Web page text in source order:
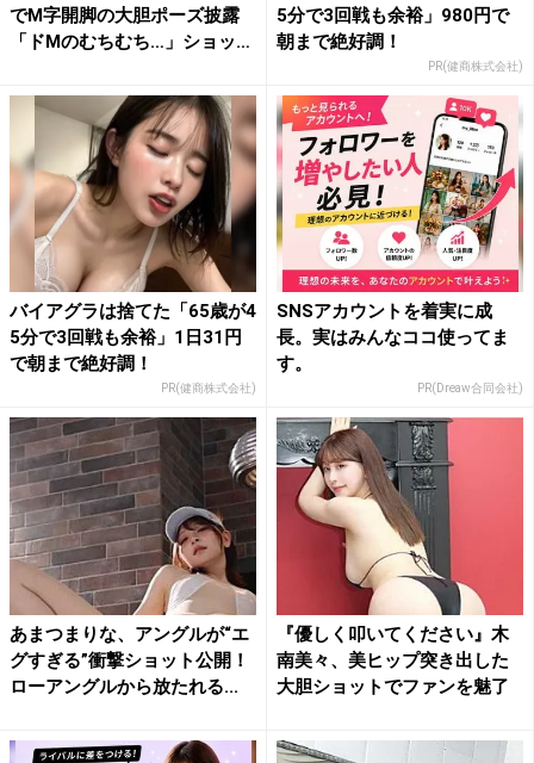
でM字開脚の大胆ポーズ披露
「ドMのむちむち…」ショッ
5分で3回戦も余裕」980円で
朝まで絶好調！
PR(健商株式会社)
バイアグラは捨てた「65歳が4
5分で3回戦も余裕」1日31円
で朝まで絶好調！
PR(健商株式会社)
SNSアカウントを着実に成
長。実はみんなココ使ってま
す。
PR(Dreaw合同会社)
あまつまりな、アングルが“エ
グすぎる”衝撃ショット公開！
ローアングルから放たれる...
『優しく叩いてください』木
南美々、美ヒップ突き出した
大胆ショットでファンを魅了